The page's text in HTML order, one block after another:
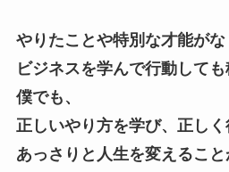
やりたことや特別な才能がな
ビジネスを学んで行動して
僕でも、
正しいやり方を学び、正しく
あっさりと人生を変えること